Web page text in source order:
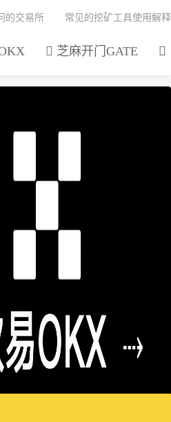
芝麻开门GATE
的交易所 常见的挖矿工具使用解释